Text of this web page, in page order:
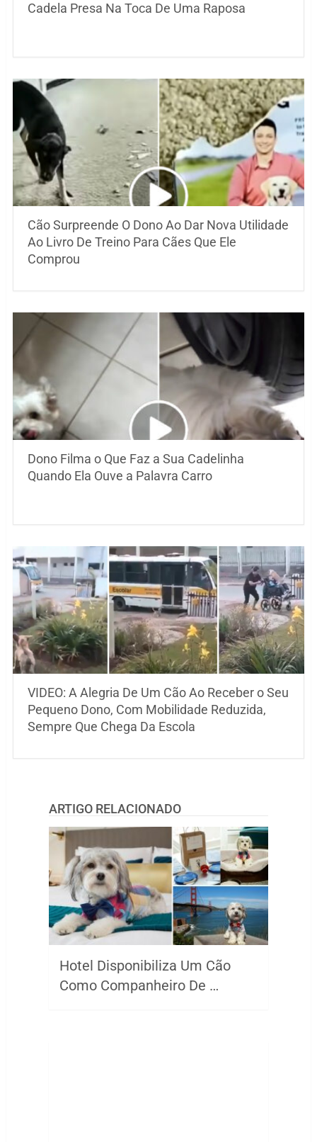
Cadela Presa Na Toca De Uma Raposa
Cão Surpreende O Dono Ao Dar Nova Utilidade
Ao Livro De Treino Para Cães Que Ele
Comprou
Dono Filma o Que Faz a Sua Cadelinha
Quando Ela Ouve a Palavra Carro
VIDEO: A Alegria De Um Cão Ao Receber o Seu
Pequeno Dono, Com Mobilidade Reduzida,
Sempre Que Chega Da Escola
ARTIGO RELACIONADO
Hotel Disponibiliza Um Cão
Como Companheiro De …